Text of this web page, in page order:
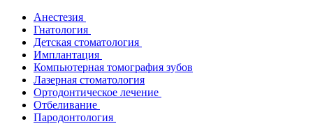
Анестезия
Гнатология
Детская стоматология
Имплантация
Компьютерная томография зубов
Лазерная стоматология
Ортодонтическое лечение
Отбеливание
Пародонтология